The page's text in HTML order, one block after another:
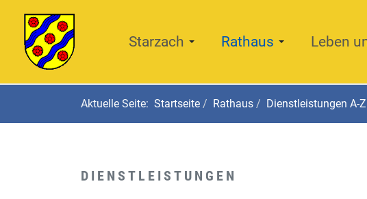
Starzach Rathaus Leben
Aktuelle Seite: Startseite Rathaus Dienstleistungen A-Z
DIENSTLEISTUNGEN